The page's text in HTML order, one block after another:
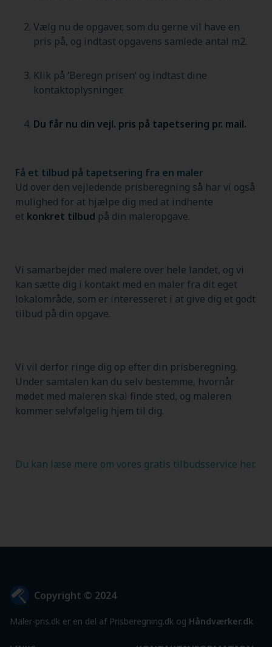
Vælg nu de opgaver, som du gerne vil have en
pris på, og indtast opgavens samlede antal m2.
Klik på ‘Beregn prisen’ og indtast dine
kontaktoplysninger.
Du får nu din vejl. pris på tapetsering pr. mail.
Få et tilbud på tapetsering fra en maler
Ud over den vejledende prisberegning så har vi også
mulighed for at hjælpe dig med at indhente
et konkret tilbud på din maleropgave.
Vi samarbejder med malere over hele landet, og vi
kan sætte dig i kontakt med en maler fra dit eget
lokalområde, som er interesseret i at give dig et godt
tilbud på din opgave.
Vi vil derfor ringe dig op efter din prisberegning.
Under samtalen kan du selv bestemme, hvornår
mødet med maleren skal finde sted, og maleren
kommer selvfølgelig hjem til dig.
Du kan læse mere om vores gratis tilbudsservice her.
Copyright © 2024
Maler-pris.dk er en del af Prisberegning.dk og Håndværker.dk